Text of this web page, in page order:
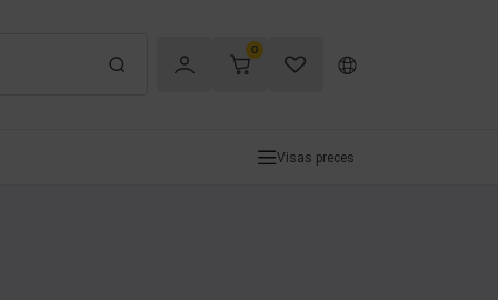
0
Visas preces